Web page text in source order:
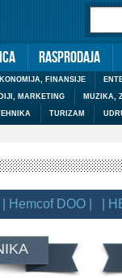
FINANSIJE
MARKETING MUZIKA,
TURIZAM
Rasprodaja
DOO | |